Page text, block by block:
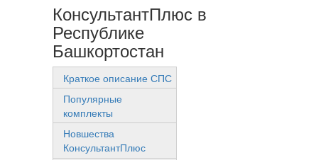
КонсультантПлюс в
Республике
Башкортостан
Краткое описание СПС
Популярные
комплекты
Новшества
КонсультантПлюс